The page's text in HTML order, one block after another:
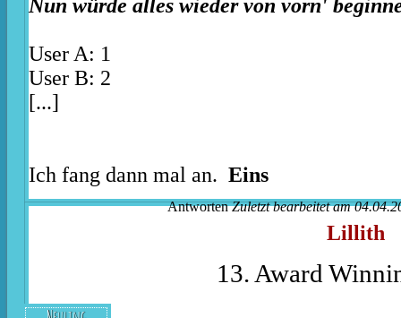
Nun würde alles wieder von vorn'
User A: 1
User B: 2
[...]
Ich fang dann mal an. Eins
Antworten Zuletzt bearbeitet am
Lillith
13. Award